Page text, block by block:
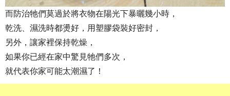
而防治牠們莫過於將衣物在陽光下暴曬幾小時，
乾洗、濕洗時都燙好，用塑膠袋裝好密封，
另外，讓家裡保持乾燥，
如果你已經在家中驚見牠們多次，
就代表你家可能太潮濕了！